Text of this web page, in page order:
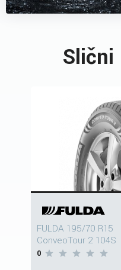
Slični
FULDA 195/70 R15
ConveoTour 2 104S
0